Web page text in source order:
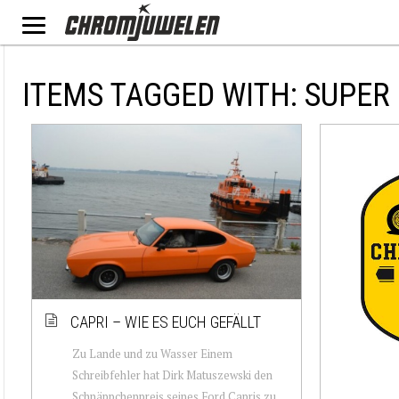
ITEMS TAGGED WITH: SUPER
CAPRI – WIE ES EUCH GEFÄLLT
Zu Lande und zu Wasser Einem
Schreibfehler hat Dirk Matuszewski den